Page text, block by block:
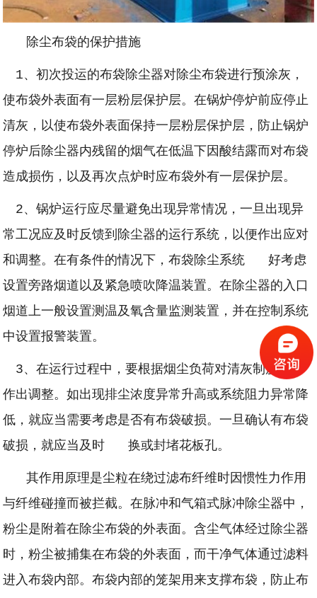
除尘布袋的保护措施
1、初次投运的布袋除尘器对除尘布袋进行预涂灰，
使布袋外表面有一层粉层保护层。在锅炉停炉前应停止
清灰，以使布袋外表面保持一层粉层保护层，防止锅炉
停炉后除尘器内残留的烟气在低温下因酸结露而对布袋
造成损伤，以及再次点炉时应布袋外有一层保护层。
2、锅炉运行应尽量避免出现异常情况，一旦出现异
常工况应及时反馈到除尘器的运行系统，以便作出应对
和调整。在有条件的情况下，布袋除尘系统 好考虑
设置旁路烟道以及紧急喷吹降温装置。在除尘器的入口
烟道上一般设置测温及氧含量监测装置，并在控制系统
中设置报警装置。
3、在运行过程中，要根据烟尘负荷对清灰制度及时
作出调整。如出现排尘浓度异常升高或系统阻力异常降
低，就应当需要考虑是否有布袋破损。一旦确认有布袋
破损，就应当及时 换或封堵花板孔。
其作用原理是尘粒在绕过滤布纤维时因惯性力作用
与纤维碰撞而被拦截。在脉冲和气箱式脉冲除尘器中，
粉尘是附着在除尘布袋的外表面。含尘气体经过除尘器
时，粉尘被捕集在布袋的外表面，而干净气体通过滤料
进入布袋内部。布袋内部的笼架用来支撑布袋，防止布